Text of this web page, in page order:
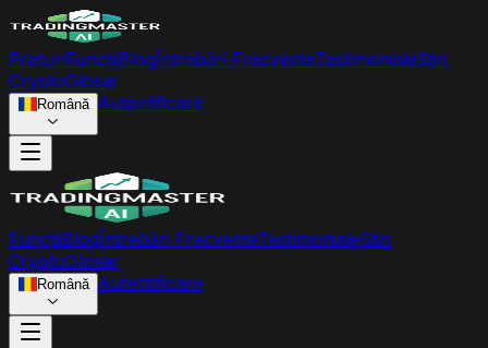
PrețuriFuncțiiBlogÎntrebări FrecventeTestimonialeȘtiri
CryptoGlosar
Română Autentificare
FuncțiiBlogÎntrebări FrecventeTestimonialeȘtiri
CryptoGlosar
Română Autentificare